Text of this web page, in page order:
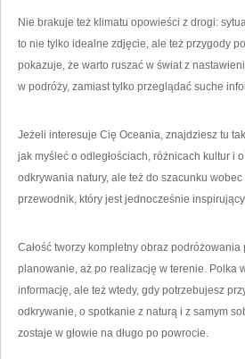
Nie brakuje też klimatu opowieści z drogi:
to nie tylko idealne zdjęcie, ale też przygody
pokazuje, że warto ruszać w świat z
w podróży, zamiast tylko przeglądać suche
Jeżeli interesuje Cię Oceania, znajdziesz tu
jak myśleć o odległościach, różnicach kultur i
odkrywania natury, ale też do szacunku
przewodnik, który jest jednocześnie
Całość tworzy kompletny obraz
planowanie, aż po realizację w terenie. Polka
informację, ale też wtedy, gdy potrzebujesz
odkrywanie, o spotkanie z naturą i z samym
zostaje w głowie na długo po powrocie.